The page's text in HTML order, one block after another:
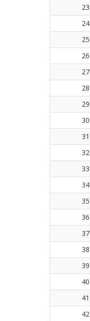
23
24
25
26
27
28
29
30
31
32
33
34
35
36
37
38
39
40
41
42